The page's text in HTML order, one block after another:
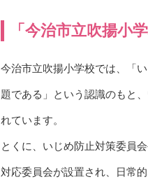
「今治市立吹揚小
今治市立吹揚小学校では、「
題である」という認識のもと
れています。
とくに、いじめ防止対策委員
対応委員会が設置され、日常